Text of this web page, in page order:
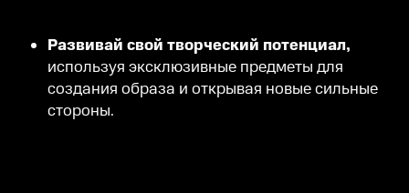
Развивай свой творческий потенциал,
используя эксклюзивные предметы для
создания образа и открывая новые сильные
стороны.